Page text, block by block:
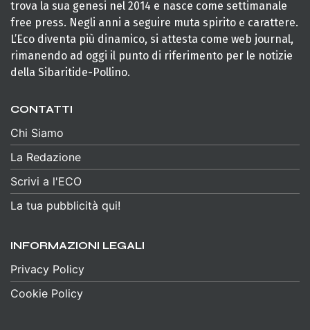
trova la sua genesi nel 2014 e nasce come settimanale
free press. Negli anni a seguire muta spirito e carattere.
L’Eco diventa più dinamico, si attesta come web journal,
rimanendo ad oggi il punto di riferimento per le notizie
della Sibaritide-Pollino.
CONTATTI
Chi Siamo
La Redazione
Scrivi a l'ECO
La tua pubblicità qui!
INFORMAZIONI LEGALI
Privacy Policy
Cookie Policy